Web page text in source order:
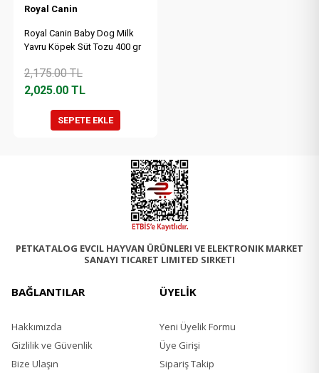
Royal Canin
Royal Canin Baby Dog Milk
Yavru Köpek Süt Tozu 400 gr
2,175.00TL
2,025.00TL
SEPETE EKLE
PETKATALOG EVCIL HAYVAN ÜRÜNLERI VE ELEKTRONIK MARKET
SANAYI TICARET LIMITED SIRKETI
BAĞLANTILAR
Hakkımızda
Gizlilik ve Güvenlik
Bize Ulaşın
ÜYELİK
Yeni Üyelik Formu
Üye Girişi
Sipariş Takip